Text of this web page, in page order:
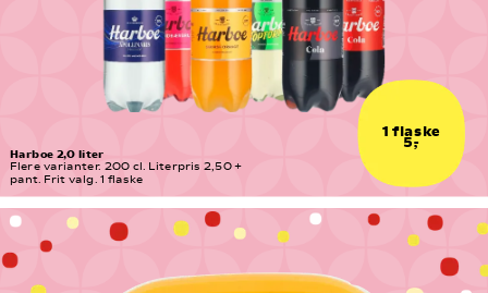
1 flaske
5,-
Harboe 2,0 liter
Flere varianter. 200 cl. Literpris 2,50 +
pant. Frit valg. 1 flaske